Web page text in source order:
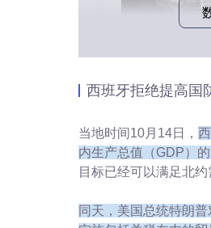
西班牙拒绝提高国
当地时间10月14日，
内生产总值（GDP）
目标已经可以满足北约
同天，美国总统特朗